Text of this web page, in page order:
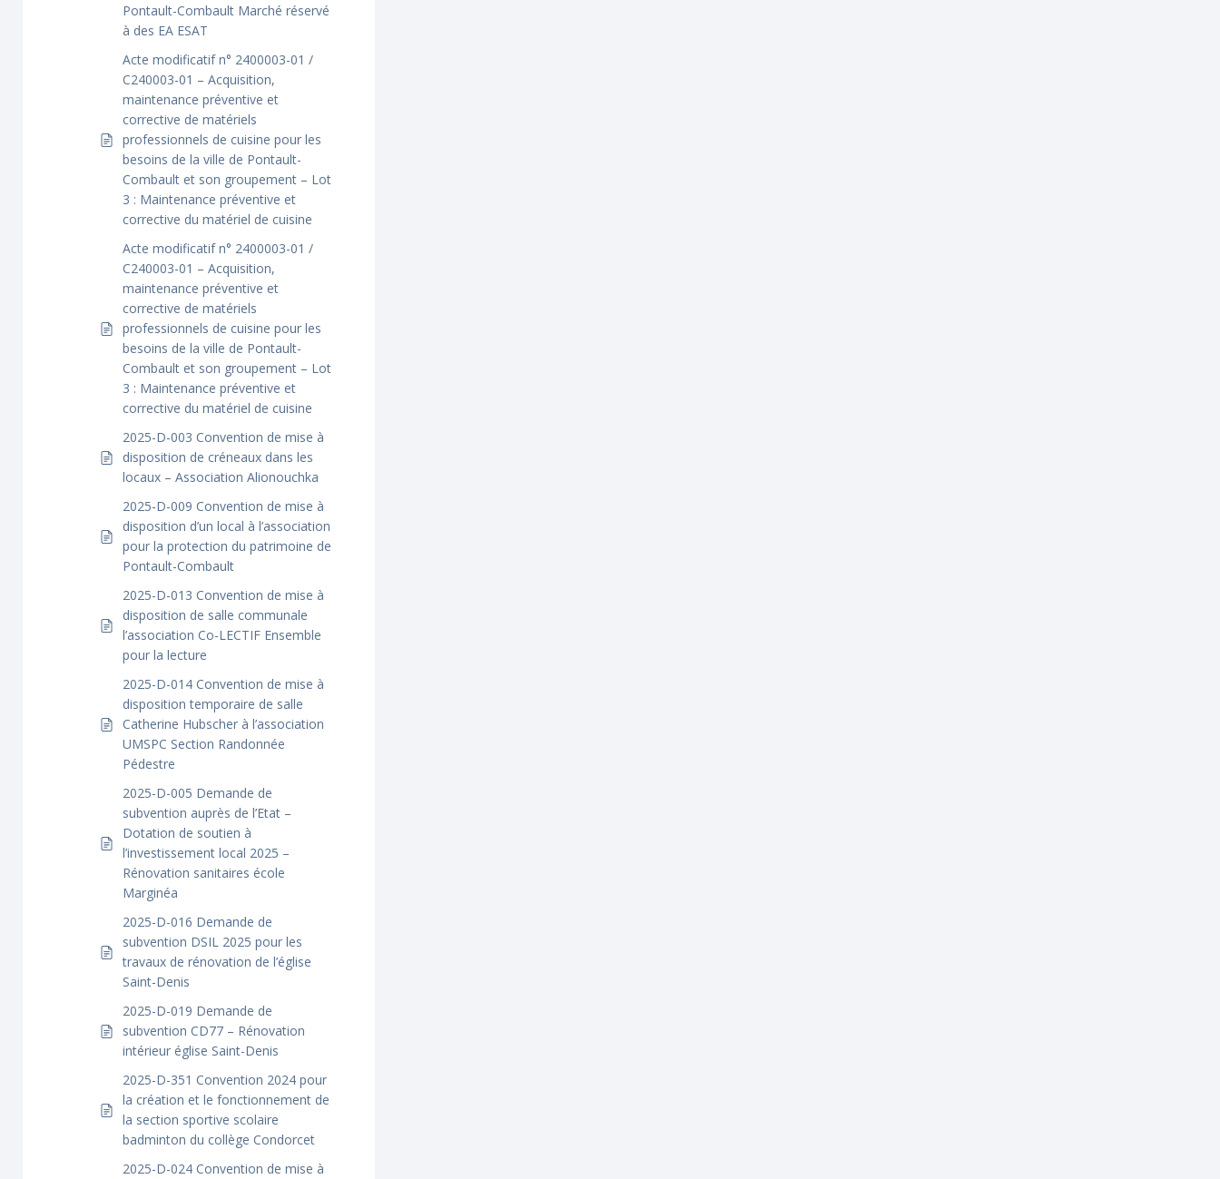
Pontault-Combault Marché réservé
à des EA ESAT
Acte modificatif n° 2400003-01 /
C240003-01 – Acquisition,
maintenance préventive et
corrective de matériels
professionnels de cuisine pour les
besoins de la ville de Pontault-
Combault et son groupement – Lot
3 : Maintenance préventive et
corrective du matériel de cuisine
Acte modificatif n° 2400003-01 /
C240003-01 – Acquisition,
maintenance préventive et
corrective de matériels
professionnels de cuisine pour les
besoins de la ville de Pontault-
Combault et son groupement – Lot
3 : Maintenance préventive et
corrective du matériel de cuisine
2025-D-003 Convention de mise à
disposition de créneaux dans les
locaux – Association Alionouchka
2025-D-009 Convention de mise à
disposition d’un local à l’association
pour la protection du patrimoine de
Pontault-Combault
2025-D-013 Convention de mise à
disposition de salle communale
l’association Co-LECTIF Ensemble
pour la lecture
2025-D-014 Convention de mise à
disposition temporaire de salle
Catherine Hubscher à l’association
UMSPC Section Randonnée
Pédestre
2025-D-005 Demande de
subvention auprès de l’Etat –
Dotation de soutien à
l’investissement local 2025 –
Rénovation sanitaires école
Marginéa
2025-D-016 Demande de
subvention DSIL 2025 pour les
travaux de rénovation de l’église
Saint-Denis
2025-D-019 Demande de
subvention CD77 – Rénovation
intérieur église Saint-Denis
2025-D-351 Convention 2024 pour
la création et le fonctionnement de
la section sportive scolaire
badminton du collège Condorcet
2025-D-024 Convention de mise à